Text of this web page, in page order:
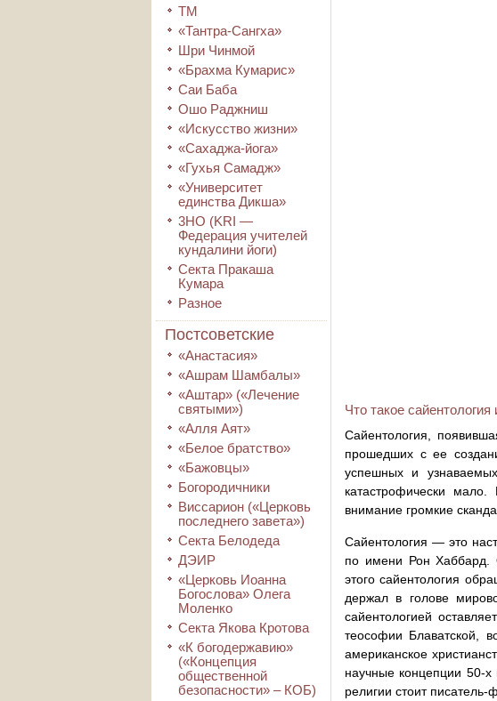
ТМ
«Тантра-Сангха»
Шри Чинмой
«Брахма Кумарис»
Саи Баба
Ошо Раджниш
«Искусство жизни»
«Сахаджа-йога»
«Гухья Самадж»
«Университет
единства Дикша»
3HO (KRI ―
Федерация учителей
кундалини йоги)
Секта Пракаша
Кумара
Разное
Постсоветские
«Анастасия»
«Ашрам Шамбалы»
«Аштар» («Лечение
святыми»)
«Алля Аят»
«Белое братство»
«Бажовцы»
Богородичники
Виссарион («Церковь
последнего завета»)
Секта Белодеда
ДЭИР
«Церковь Иоанна
Богослова» Олега
Моленко
Секта Якова Кротова
«К богодержавию»
(«Концепция
общественной
безопасности» – КОБ)
Что такое
Cайентология,
прошедших с ее
успешных и
катастрофически
внимание громкие
Сайентология — это
по имени Рон Хаббард.
этого сайентология
держал в голове
сайентологией
теософии Блаватской,
американское
научные концепции 50-х
религии стоит писатель-